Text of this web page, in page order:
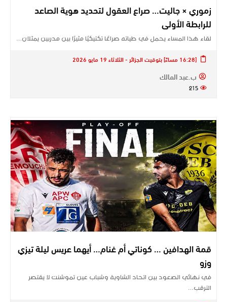
زموري × جاليت… صراع العقول لتحديد هوية الصاعد
للرابطة الأولى
لقاء هذا المساء يحمل في طياته صراعًا تكتيكيًا مثيرًا بين مدربين يمثلان…
[16:28 مساءً] بتوقيت الجزائر - الثلاثاء 19 مايو 2026
ب.عبد المالك
215
قمة الهدافين … كوناتي أم غنام… أيهما عريس ليلة تيزي
وزو
في نهائي الصعود بين اتحاد الشاوية وشباب عين تموشنت لا يقتصر
الترقب…